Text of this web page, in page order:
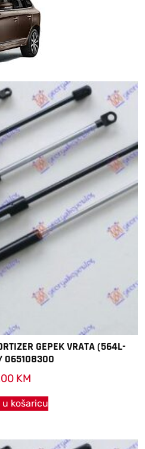
GEPEK VRATA (564L-
065108300
KM
u košaricu